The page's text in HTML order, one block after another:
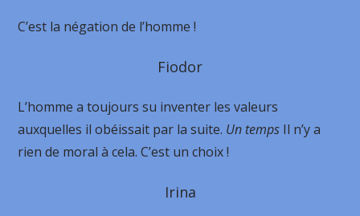
C’est la négation de l’homme !
Fiodor
L’homme a toujours su inventer les valeurs
auxquelles il obéissait par la suite. Un temps Il n’y a
rien de moral à cela. C’est un choix !
Irina